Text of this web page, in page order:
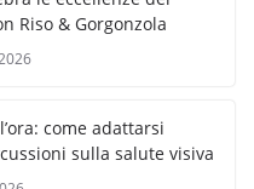
Riso & Gorgonzola
come adattarsi
sulla salute visiva